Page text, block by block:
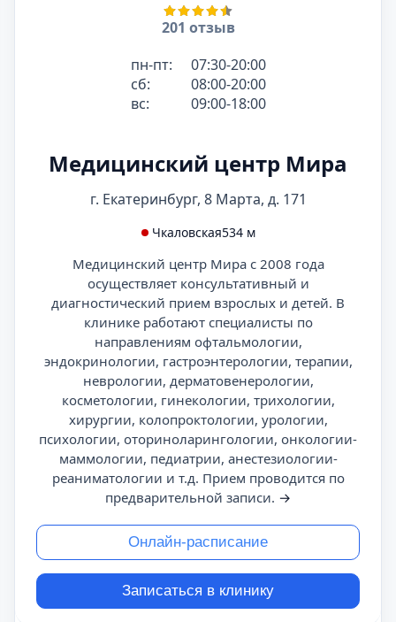
201 отзыв
пн-пт:
07:30-20:00
сб:
08:00-20:00
вс:
09:00-18:00
Медицинский центр Мира
г. Екатеринбург, 8 Марта, д. 171
Чкаловская534 м
Медицинский центр Мира с 2008 года
осуществляет консультативный и
диагностический прием взрослых и детей. В
клинике работают специалисты по
направлениям офтальмологии,
эндокринологии, гастроэнтерологии, терапии,
неврологии, дерматовенерологии,
косметологии, гинекологии, трихологии,
хирургии, колопроктологии, урологии,
психологии, оториноларингологии, онкологии-
маммологии, педиатрии, анестезиологии-
реаниматологии и т.д. Прием проводится по
предварительной записи. →
Онлайн-расписание
Записаться в клинику